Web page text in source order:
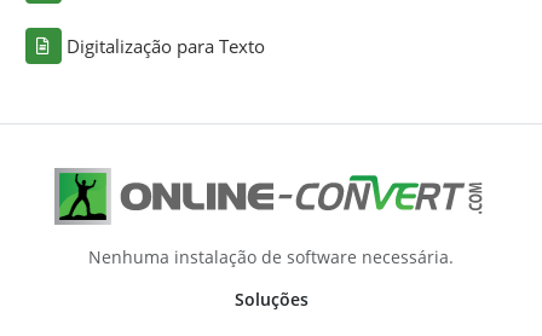
Digitalização para Texto
Nenhuma instalação de software necessária.
Soluções